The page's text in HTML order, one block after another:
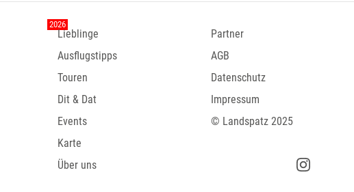
Lieblinge
Ausflugstipps
Touren
Dit & Dat
Events
Karte
Über uns
Partner
AGB
Datenschutz
Impressum
© Landspatz 2025